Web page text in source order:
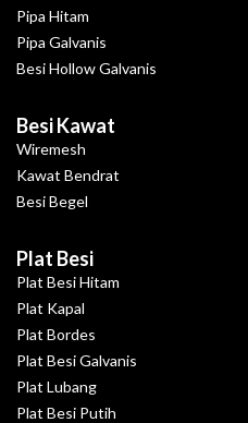
Pipa Hitam
Pipa Galvanis
Besi Hollow Galvanis
Besi Kawat
Wiremesh
Kawat Bendrat
Besi Begel
Plat Besi
Plat Besi Hitam
Plat Kapal
Plat Bordes
Plat Besi Galvanis
Plat Lubang
Plat Besi Putih